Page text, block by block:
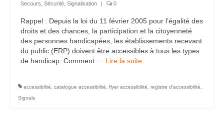
Secours Sécurité Signalisation | 0
Rappel : Depuis la loi du 11 février 2005 pour l’égalité des
droits et des chances, la participation et la citoyenneté
des personnes handicapées, les établissements recevant
du public (ERP) doivent être accessibles à tous les types
de handicap. Comment … Lire la suite­­
accessibilité catalogue accessibilité flyer accessibilité registre d'accessibilité
Signals